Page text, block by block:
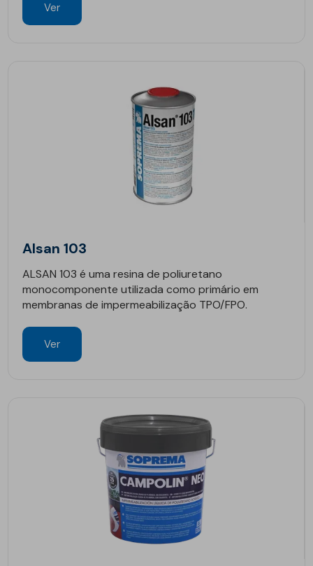
Ver
Alsan 103
ALSAN 103 é uma resina de poliuretano
monocomponente utilizada como primário em
membranas de impermeabilização TPO/FPO.
Ver